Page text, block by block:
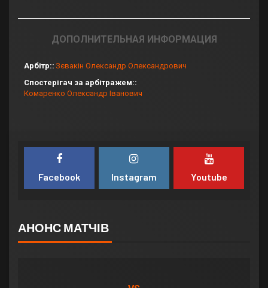
ДОПОЛНИТЕЛЬНАЯ ИНФОРМАЦИЯ
Арбітр: Зєвакін Олександр Олександрович
Спостерігач за арбітражем:
Комаренко Олександр Іванович
Facebook Instagram Youtube
АНОНС МАТЧІВ